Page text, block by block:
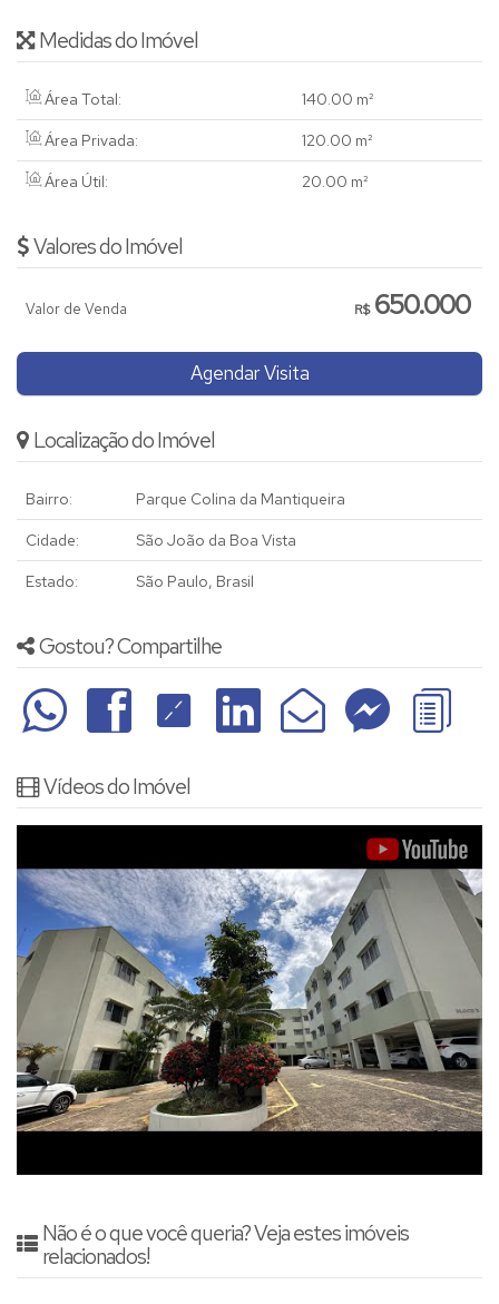
Medidas do Imóvel
Área Total: 140.00 m²
Área Privada: 120.00 m²
Área Útil: 20.00 m²
Valores do Imóvel
R$650.000
Valor de Venda
Agendar Visita
Localização do Imóvel
Bairro: Parque Colina da Mantiqueira
Cidade: São João da Boa Vista
Estado: São Paulo, Brasil
Gostou? Compartilhe
Vídeos do Imóvel
Não é o que você queria? Veja estes imóveis
relacionados!